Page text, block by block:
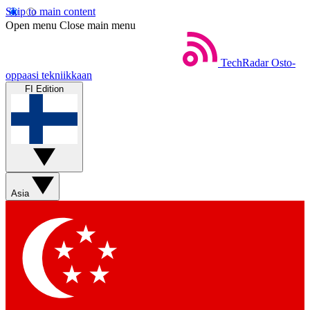
Skip to main content
Open menu Close main menu
TechRadar Osto-
oppaasi tekniikkaan
FI Edition
Asia